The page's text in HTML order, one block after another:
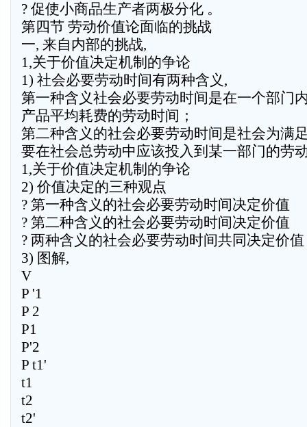
? 促使小商品生产者两极分化 。
第四节 劳动价值论面临的挑战
一, 来自内部的挑战,
1,关于价值决定机制的争论
1) 社会必要劳动时间有两种含义,
第一种含义社会必要劳动时间是在一个部门
产品平均耗费的劳动时间；
第二种含义的社会必要劳动时间是社会为满
要在社会总劳动中应该投入到某一部门的劳
1,关于价值决定机制的争论
2) 价值决定的三种观点
? 第一种含义的社会必要劳动时间决定价值
? 第二种含义的社会必要劳动时间决定价值
? 两种含义的社会必要劳动时间共同决定价值
3) 图解,
V
P '1
P 2
P1
P'2
P t1'
t1
t2
t2'